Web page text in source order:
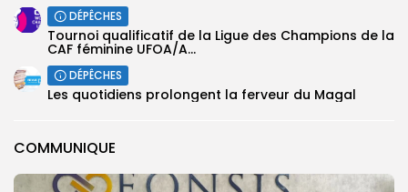
COMMUNIQUE
DÉPÊCHES
‎Tournoi qualificatif de la Ligue des Champions de la
CAF féminine UFOA/A...
DÉPÊCHES
Les quotidiens prolongent la ferveur du Magal